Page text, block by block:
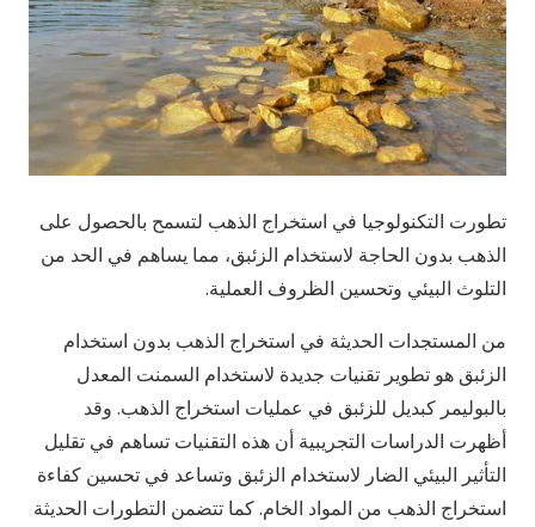
تطورت التكنولوجيا في استخراج الذهب لتسمح بالحصول على
الذهب بدون الحاجة لاستخدام الزئبق، مما يساهم في الحد من
التلوث البيئي وتحسين الظروف العملية.
من المستجدات الحديثة في استخراج الذهب بدون استخدام
الزئبق هو تطوير تقنيات جديدة لاستخدام السمنت المعدل
بالبوليمر كبديل للزئبق في عمليات استخراج الذهب. وقد
أظهرت الدراسات التجريبية أن هذه التقنيات تساهم في تقليل
التأثير البيئي الضار لاستخدام الزئبق وتساعد في تحسين كفاءة
استخراج الذهب من المواد الخام. كما تتضمن التطورات الحديثة